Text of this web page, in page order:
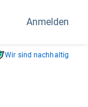
Anmelden
Wir sind nachhaltig